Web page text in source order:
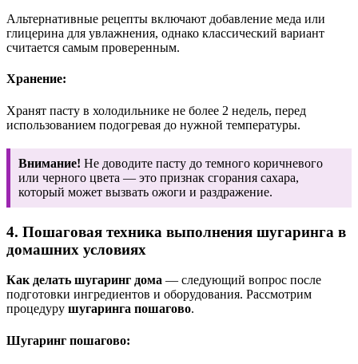
Альтернативные рецепты включают добавление меда или
глицерина для увлажнения, однако классический вариант
считается самым проверенным.
Хранение:
Хранят пасту в холодильнике не более 2 недель, перед
использованием подогревая до нужной температуры.
Внимание! Не доводите пасту до темного коричневого
или черного цвета — это признак сгорания сахара,
который может вызвать ожоги и раздражение.
4. Пошаговая техника выполнения шугаринга в
домашних условиях
Как делать шугаринг дома — следующий вопрос после
подготовки ингредиентов и оборудования. Рассмотрим
процедуру шугаринга пошагово.
Шугаринг пошагово: